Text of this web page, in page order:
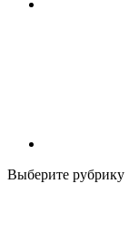
Выберите рубрику